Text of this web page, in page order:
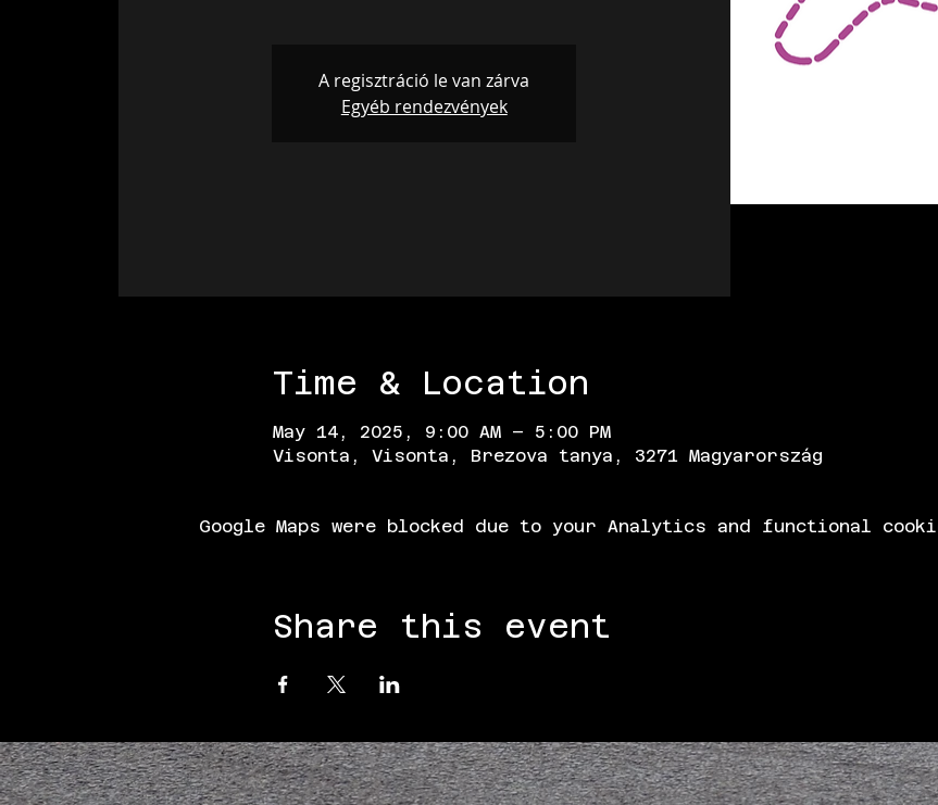
A regisztráció le van zárva
Egyéb rendezvények
Time & Location
May 14, 2025, 9:00 AM – 5:00 PM
Visonta, Visonta, Brezova tanya, 3271 Magyarország
Google Maps were blocked due to your Analytics and functional
Share this event